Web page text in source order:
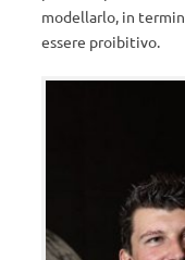
modellarlo, in
essere proibitivo.